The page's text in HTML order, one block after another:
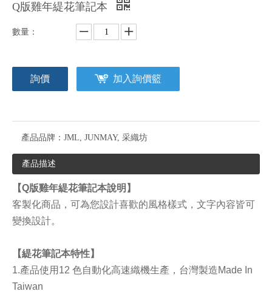
Q版雞年緹花筆記本
數量：
詢價 加入詢價籃
產品品牌： JML, JUNMAY, 采織坊
產品描述
【Q版雞年緹花筆記本說明】
客製化商品，可為您設計喜歡的風格樣式，文字內容皆可
變換設計。
【緹花筆記本特性】
1.產品使用12 色自動化高速織機生產，台灣製造Made In
Taiwan